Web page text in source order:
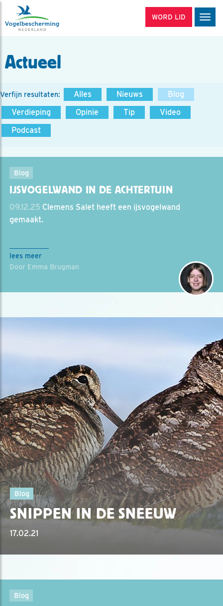
WORD LID
Actueel
Verfijn resultaten: Alles Nieuws
Blog
Verdieping
Opinie Tip
Video
Podcast
Blog
IJSVOGELWAND IN DE ACHTERTUIN
09.12.25 Clemens Salet heeft een ijsvogelwand
gemaakt.
lees meer
Door Emma Brugman
Blog
SNIPPEN IN DE SNEEUW
17.02.21
Blog